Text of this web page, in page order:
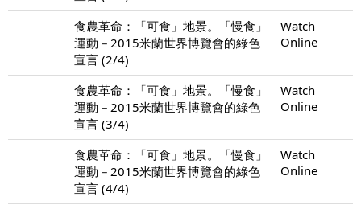
食農革命：「可食」地景。「慢食」
運動－2015米蘭世界博覽會的綠色
宣言 (2/4)
Watch
Online
食農革命：「可食」地景。「慢食」
運動－2015米蘭世界博覽會的綠色
宣言 (3/4)
Watch
Online
食農革命：「可食」地景。「慢食」
運動－2015米蘭世界博覽會的綠色
宣言 (4/4)
Watch
Online